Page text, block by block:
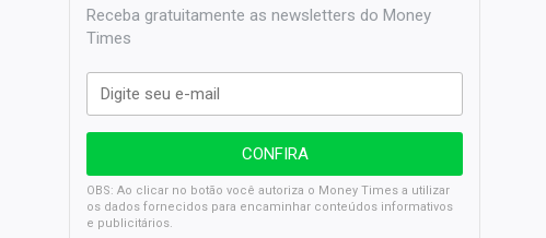
Receba gratuitamente as newsletters do Money
Times
OBS: Ao clicar no botão você autoriza o Money Times a utilizar
os dados fornecidos para encaminhar conteúdos informativos
e publicitários.